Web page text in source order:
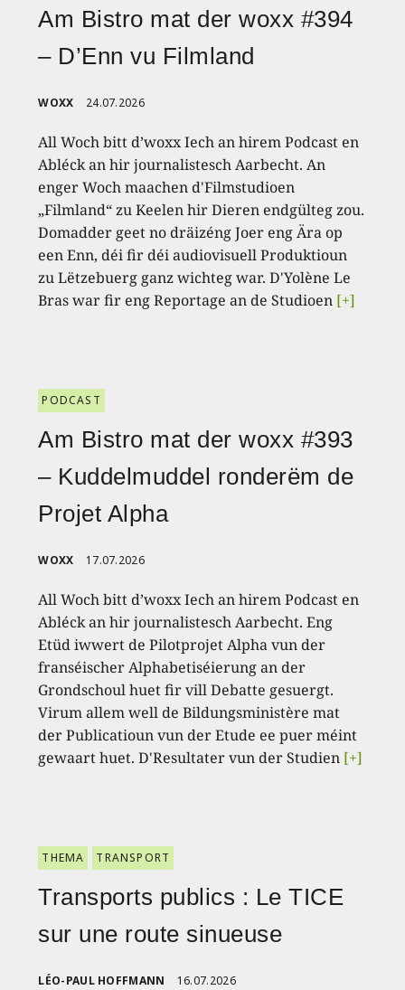
Am Bistro mat der woxx #394
– D’Enn vu Filmland
WOXX 24.07.2026
All Woch bitt d’woxx Iech an hirem Podcast en
Abléck an hir journalistesch Aarbecht. An
enger Woch maachen d'Filmstudioen
„Filmland“ zu Keelen hir Dieren endgülteg zou.
Domadder geet no dräizéng Joer eng Ära op
een Enn, déi fir déi audiovisuell Produktioun
zu Lëtzebuerg ganz wichteg war. D'Yolène Le
Bras war fir eng Reportage an de Studioen [+]
PODCAST
Am Bistro mat der woxx #393
– Kuddelmuddel ronderëm de
Projet Alpha
WOXX 17.07.2026
All Woch bitt d’woxx Iech an hirem Podcast en
Abléck an hir journalistesch Aarbecht. Eng
Etüd iwwert de Pilotprojet Alpha vun der
franséischer Alphabetiséierung an der
Grondschoul huet fir vill Debatte gesuergt.
Virum allem well de Bildungsministère mat
der Publicatioun vun der Etude ee puer méint
gewaart huet. D'Resultater vun der Studien [+]
THEMA TRANSPORT
Transports publics : Le TICE
sur une route sinueuse
LÉO-PAUL HOFFMANN 16.07.2026